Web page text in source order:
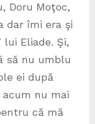
Doru Moţoc,
dar îmi era şi
Eliade. Şi,
să nu umblu
ei după
nu mai
că mă